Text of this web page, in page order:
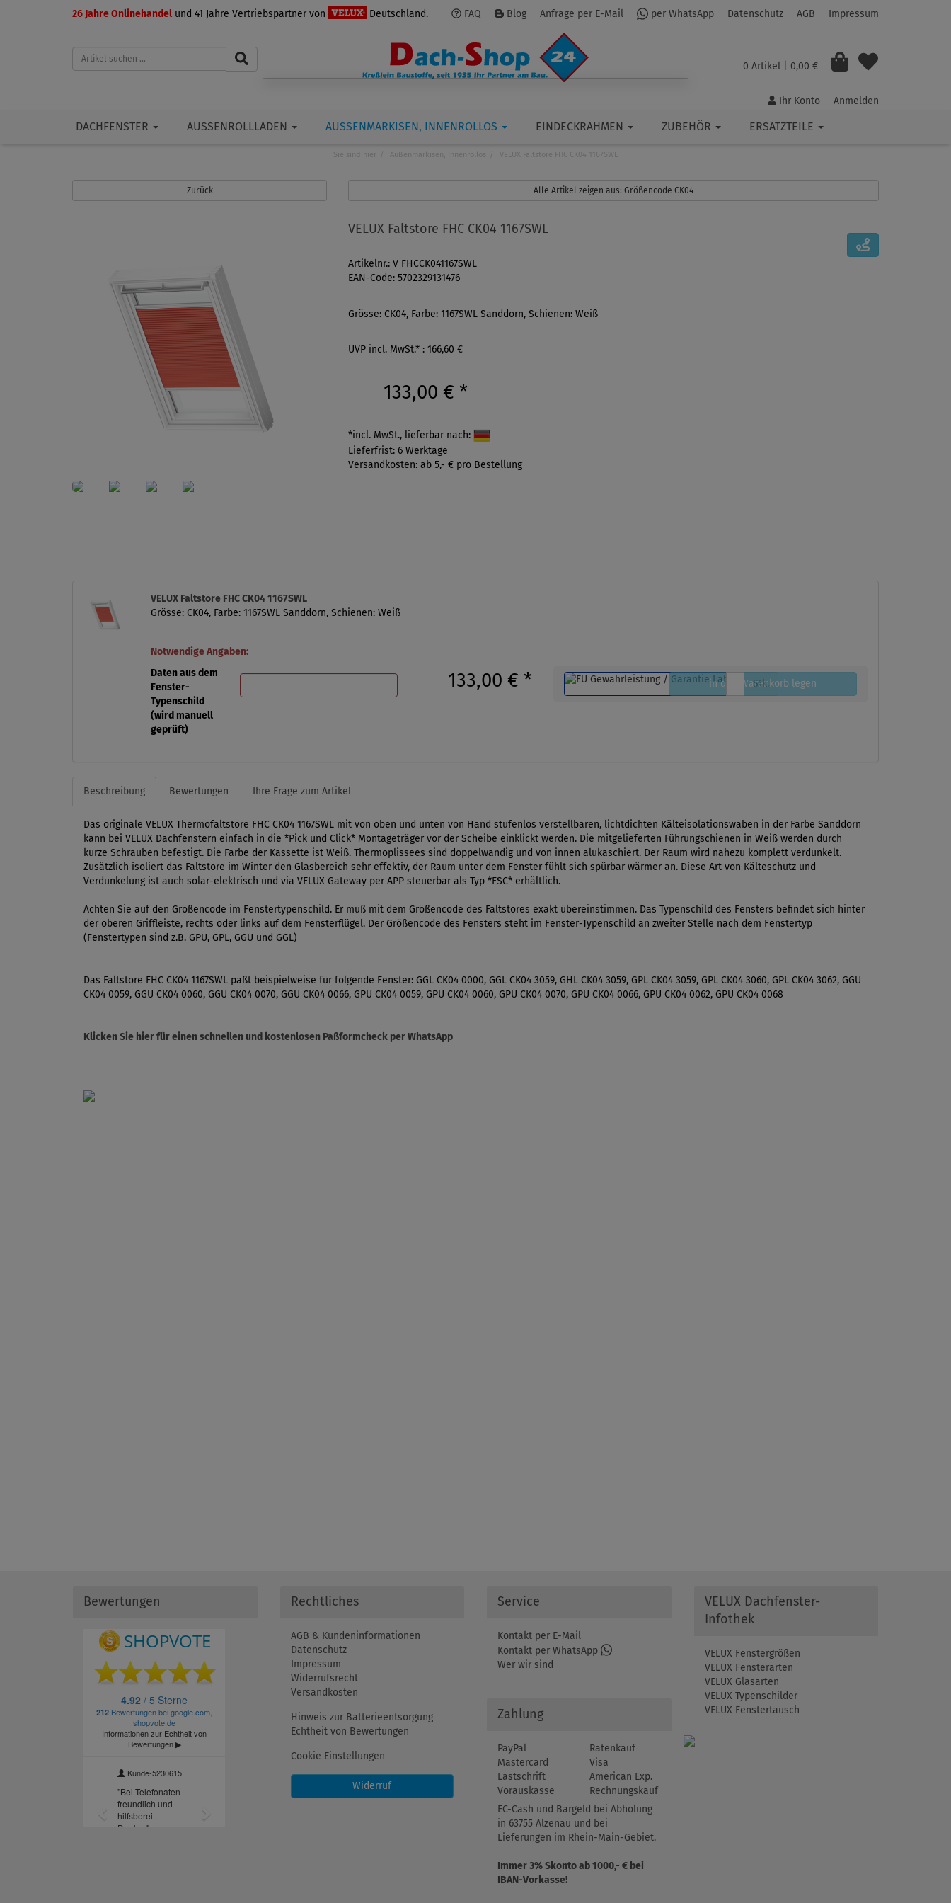
26 Jahre Onlinehandel und 41 Jahre Vertriebspartner von Deutschland. FAQ Blog Anfrage per E-Mail per WhatsApp Datenschutz AGB Impressum
0 Artikel | 0,00 €
Ihr Konto Anmelden
DACHFENSTER AUSSENROLLLADEN AUSSENMARKISEN, INNENROLLOS EINDECKRAHMEN ZUBEHÖR ERSATZTEILE
Sie sind hier Außenmarkisen, Innenrollos VELUX Faltstore FHC CK04 1167SWL
Zurück Alle Artikel zeigen aus: Größencode CK04
VELUX Faltstore FHC CK04 1167SWL
Artikelnr.: V FHCCK041167SWL
EAN-Code: 5702329131476
Grösse: CK04, Farbe: 1167SWL Sanddorn, Schienen: Weiß
UVP incl. MwSt.* : 166,60 €
133,00 € *
*incl. MwSt., lieferbar nach:
Lieferfrist: 6 Werktage
Versandkosten: ab 5,- € pro Bestellung
VELUX Faltstore FHC CK04 1167SWL
Grösse: CK04, Farbe: 1167SWL Sanddorn, Schienen: Weiß
Notwendige Angaben:
Daten aus dem
Fenster-
Typenschild
(wird manuell
geprüft)
133,00 € * Stk.
in den Warenkorb legen
Beschreibung Bewertungen Ihre Frage zum Artikel
Das originale VELUX Thermofaltstore FHC CK04 1167SWL mit von oben und unten von Hand stufenlos verstellbaren, lichtdichten Kälteisolationswaben in der Farbe Sanddorn
kann bei VELUX Dachfenstern einfach in die *Pick und Click* Montageträger vor der Scheibe einklickt werden. Die mitgelieferten Führungschienen in Weiß werden durch
kurze Schrauben befestigt. Die Farbe der Kassette ist Weiß. Thermoplissees sind doppelwandig und von innen alukaschiert. Der Raum wird nahezu komplett verdunkelt.
Zusätzlich isoliert das Faltstore im Winter den Glasbereich sehr effektiv, der Raum unter dem Fenster fühlt sich spürbar wärmer an. Diese Art von Kälteschutz und
Verdunkelung ist auch solar-elektrisch und via VELUX Gateway per APP steuerbar als Typ *FSC* erhältlich.
Achten Sie auf den Größencode im Fenstertypenschild. Er muß mit dem Größencode des Faltstores exakt übereinstimmen. Das Typenschild des Fensters befindet sich hinter
der oberen Griffleiste, rechts oder links auf dem Fensterflügel. Der Größencode des Fensters steht im Fenster-Typenschild an zweiter Stelle nach dem Fenstertyp
(Fenstertypen sind z.B. GPU, GPL, GGU und GGL)
Das Faltstore FHC CK04 1167SWL paßt beispielweise für folgende Fenster: GGL CK04 0000, GGL CK04 3059, GHL CK04 3059, GPL CK04 3059, GPL CK04 3060, GPL CK04 3062, GGU
CK04 0059, GGU CK04 0060, GGU CK04 0070, GGU CK04 0066, GPU CK04 0059, GPU CK04 0060, GPU CK04 0070, GPU CK04 0066, GPU CK04 0062, GPU CK04 0068
Klicken Sie hier für einen schnellen und kostenlosen Paßformcheck per WhatsApp
Bewertungen Rechtliches
AGB & Kundeninformationen
Datenschutz
Impressum
Widerrufsrecht
Versandkosten
Hinweis zur Batterieentsorgung
Echtheit von Bewertungen
Cookie Einstellungen
Widerruf
Service
Kontakt per E-Mail
Kontakt per WhatsApp
Wer wir sind
Zahlung
PayPal
Ratenkauf
Mastercard
Visa
Lastschrift
American Exp.
Vorauskasse
Rechnungskauf
EC-Cash und Bargeld bei Abholung
in 63755 Alzenau und bei
Lieferungen im Rhein-Main-Gebiet.
Immer 3% Skonto ab 1000,- € bei
IBAN-Vorkasse!
VELUX Dachfenster-
Infothek
VELUX Fenstergrößen
VELUX Fensterarten
VELUX Glasarten
VELUX Typenschilder
VELUX Fenstertausch